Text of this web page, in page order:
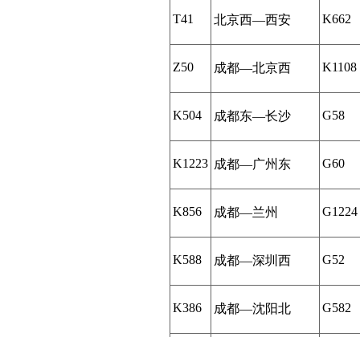
T41 北京西—西安 K662
Z50 成都—北京西 K1108
K504 成都东—长沙 G58
K1223 成都—广州东 G60
K856 成都—兰州 G1224
K588 成都—深圳西 G52
K386 成都—沈阳北 G582